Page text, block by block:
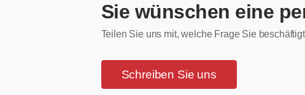
Sie wünschen eine
Teilen Sie uns mit, welche Frage Sie
Schreiben Sie uns